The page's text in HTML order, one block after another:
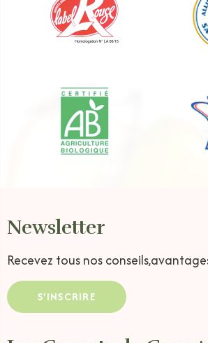
Newsletter
Recevez tous nos conseils,
S'INSCRIRE